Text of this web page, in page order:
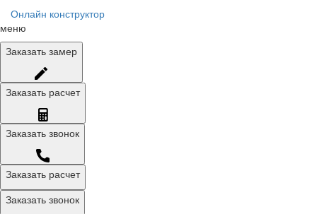
Онлайн конструктор
меню
Заказать замер
Заказать расчет
Заказать звонок
Заказать расчет
Заказать звонок